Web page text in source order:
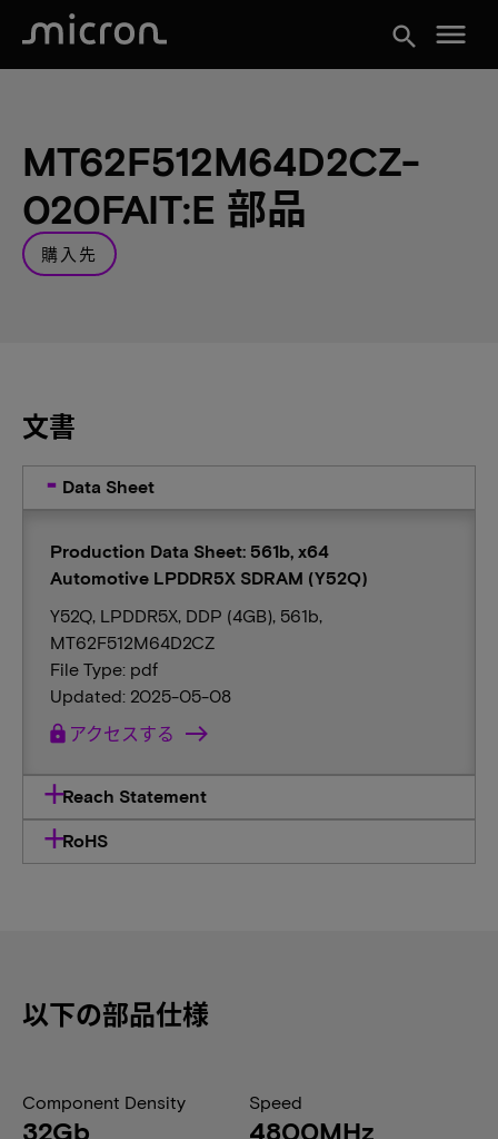
search menu
MT62F512M64D2CZ-
020FAIT:E 部品
購入先
文書
Data Sheet
Production Data Sheet: 561b, x64
Automotive LPDDR5X SDRAM (Y52Q)
Y52Q, LPDDR5X, DDP (4GB), 561b,
MT62F512M64D2CZ
File Type: pdf
Updated: 2025-05-08
lock アクセスする
Reach Statement
RoHS
以下の部品仕様
Component Density
32Gb
Speed
4800MHz